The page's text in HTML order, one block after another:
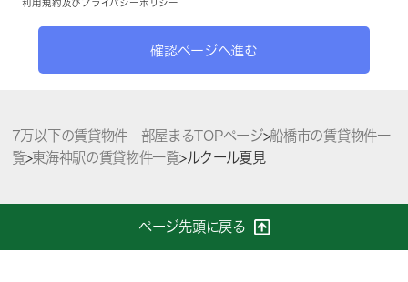
利用規約 及び プライバシーポリシー
確認ページへ進む
7万以下の賃貸物件 部屋まるTOPページ>船橋市の賃貸物件一
覧>東海神駅の賃貸物件一覧>ルクール夏見
ページ先頭に戻る